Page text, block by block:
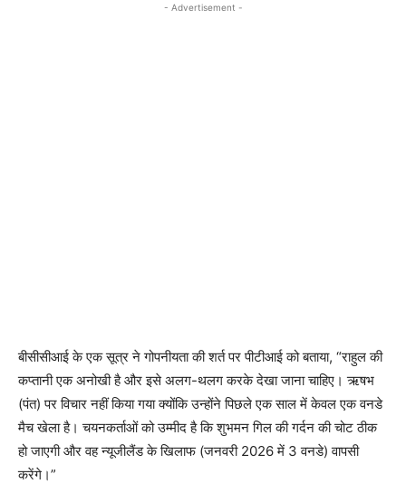
- Advertisement -
बीसीसीआई के एक सूत्र ने गोपनीयता की शर्त पर पीटीआई को बताया, “राहुल की
कप्तानी एक अनोखी है और इसे अलग-थलग करके देखा जाना चाहिए। ऋषभ
(पंत) पर विचार नहीं किया गया क्योंकि उन्होंने पिछले एक साल में केवल एक वनडे
मैच खेला है। चयनकर्ताओं को उम्मीद है कि शुभमन गिल की गर्दन की चोट ठीक
हो जाएगी और वह न्यूजीलैंड के खिलाफ (जनवरी 2026 में 3 वनडे) वापसी
करेंगे।”